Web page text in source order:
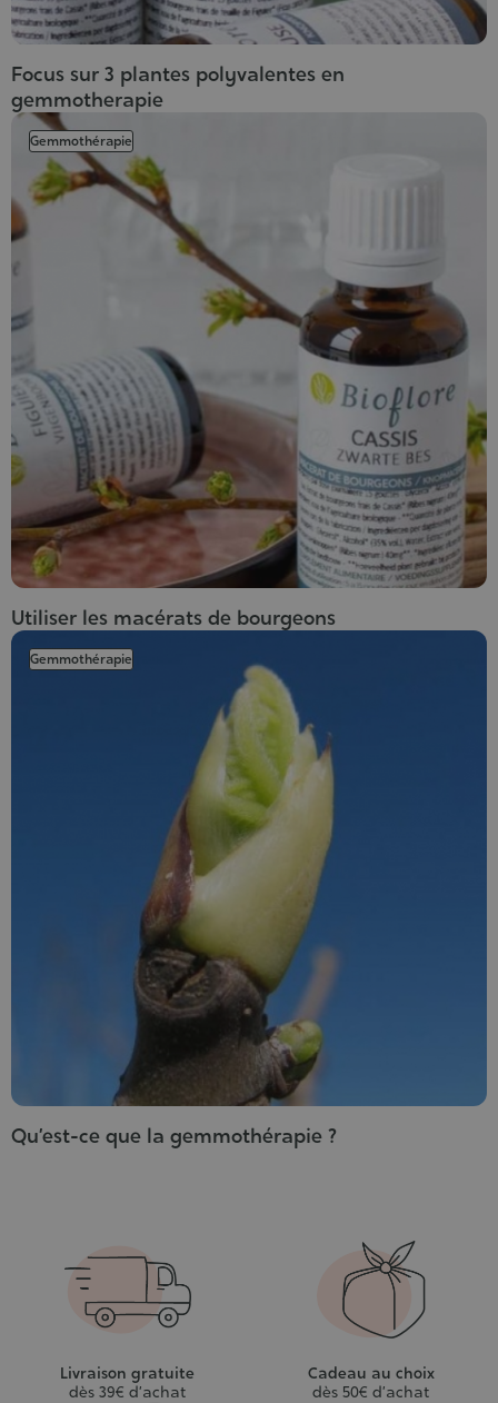
Focus sur 3 plantes polyvalentes en
gemmotherapie
Gemmothérapie
Utiliser les macérats de bourgeons
Gemmothérapie
Qu’est-ce que la gemmothérapie ?
Livraison gratuite
dès 39€ d’achat
Cadeau au choix
dès 50€ d’achat